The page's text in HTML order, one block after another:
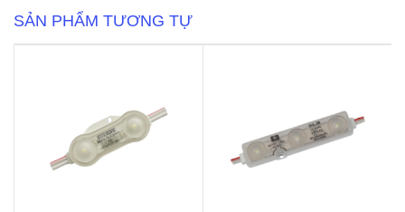
Độ
|
lượng
SẢN PHẨM TƯƠNG TỰ